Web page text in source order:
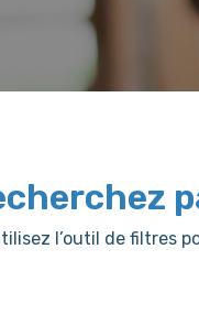
l’outil de filtres